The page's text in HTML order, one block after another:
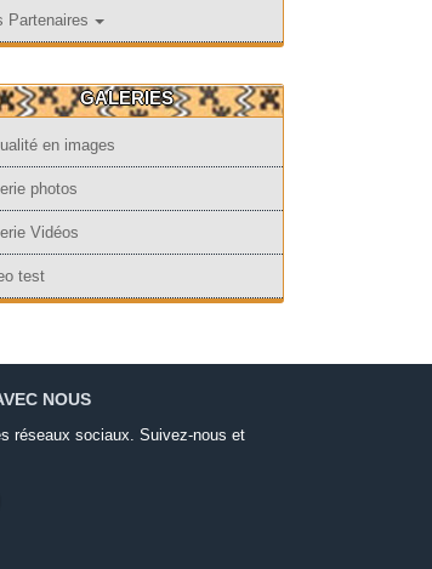
Partenaires
GALERIES
en images
photos
Vidéos
test
NOUS
réseaux sociaux. Suivez-nous et